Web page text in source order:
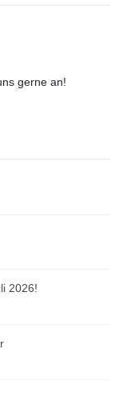
gerne an!
2026!